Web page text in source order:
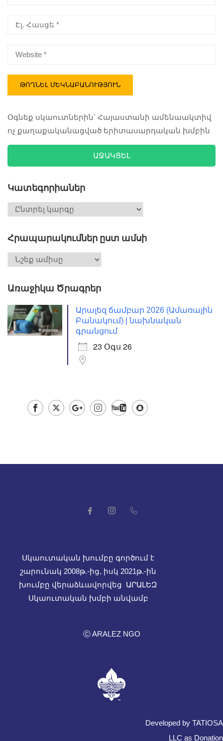
Օգնեք սկաուտներին՝ Հայաստանի ամենաակտիվ
ոչ քաղաքականացված երիտասարդական խմբին
ԱՋԱԿՑԵԼ
Կատեգորիաներ
Հրապարակումներ ըստ ամսի
Առաջիկա Ծրագրեր
Արալեզ ճամբար 2026 (Ամառային
Բանակում) | նախնական
գրանցում
23 Օգս 26
Սկաուտական խումբը գործում է
շարունակ 2008թ.-ից, իսկ 2021թ.-ին
խումբը վերաձևավորվեց ԱՐԱԼԵԶ
Սկաուտական խմբի անվամբ
Ⓒ ARALEZ NGO
Developed by TATIOSA
LLC as Donation